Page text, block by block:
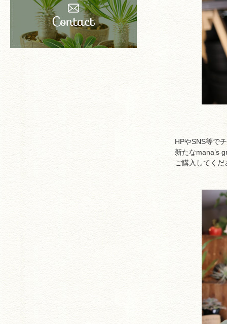
HPやSNS等で
新たなmana’s
ご購入してく